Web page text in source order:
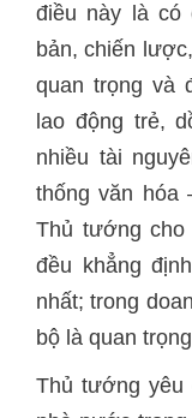
điều này là
bản, chiến
quan trọng và
lao động trẻ,
nhiều tài
thống văn hóa
Thủ tướng cho
đều khẳng
nhất; trong
bộ là quan
Thủ tướng yêu